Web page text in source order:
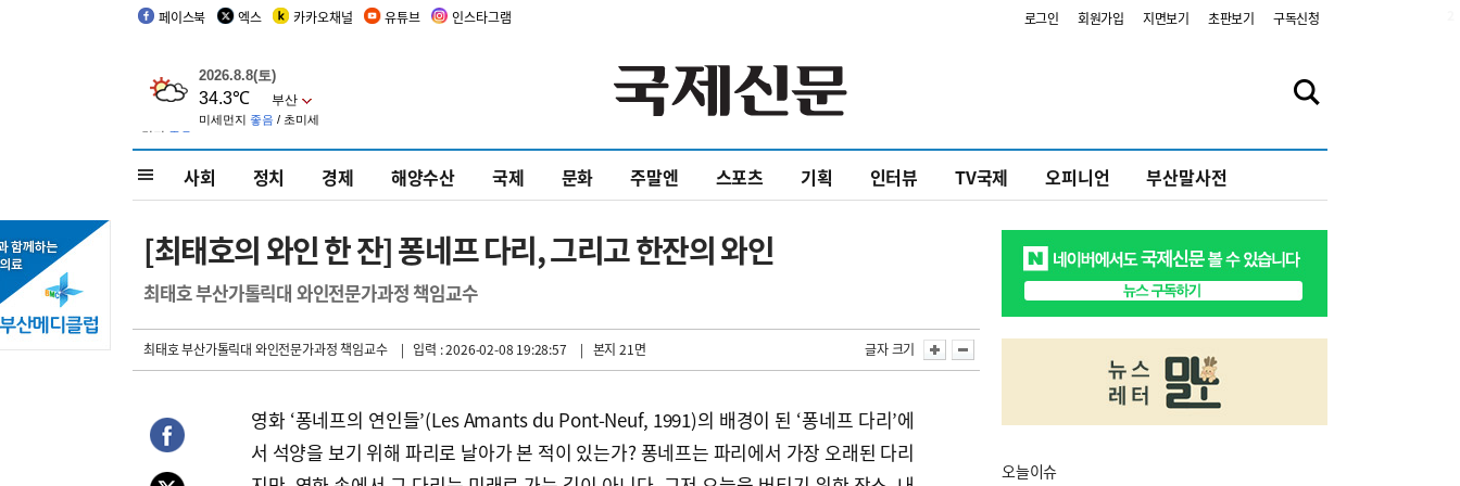
페이스북 엑스 카카오채널 유튜브 인스타그램 로그인 회원가입 지면보기 초판보기 구독신청
사회 정치 경제 해양수산 국제 문화 주말엔 스포츠 기획 인터뷰 TV국제 오피니언 부산말사전
[최태호의 와인 한 잔] 퐁네프 다리, 그리고 한잔의 와인
최태호 부산가톨릭대 와인전문가과정 책임교수
최태호 부산가톨릭대 와인전문가과정 책임교수 | 입력 : 2026-02-08 19:28:57 | 본지 21면 글자 크기
영화 ‘퐁네프의 연인들’(Les Amants du Pont-Neuf, 1991)의 배경이 된 ‘퐁네프 다리’에
서 석양을 보기 위해 파리로 날아가 본 적이 있는가? 퐁네프는 파리에서 가장 오래된 다리
오늘이슈